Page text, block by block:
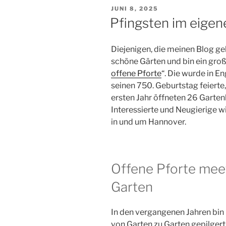
VERÖFFENTLICHT
AM
JUNI 8, 2025
Pfingsten im
Diejenigen, die meinen Blog
schöne Gärten und bin ein
offene Pforte“. Die wurde in
seinen 750. Geburtstag
ersten Jahr öffneten 26
Interessierte und Neugierige
in und um Hannover.
Offene Pforte
Garten
In den vergangenen Jahren